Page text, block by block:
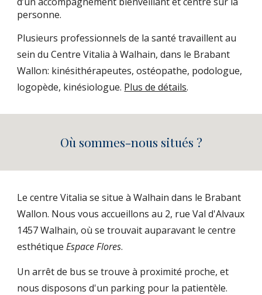
personne.
Plusieurs professionnels de la santé travaillent au
sein du Centre Vitalia à Walhain, dans le Brabant
Wallon: kinésithérapeutes, ostéopathe, podologue,
logopède, kinésiologue. Plus de détails.
Où sommes-nous situés ?
Le centre Vitalia se situe à Walhain dans le Brabant
Wallon. Nous vous accueillons au 2, rue Val d'Alvaux
1457 Walhain, où se trouvait auparavant le centre
esthétiqueEspace Flores.
Un arrêt de bus se trouve à proximité proche, et
nous disposons d'un parking pour la patientèle.